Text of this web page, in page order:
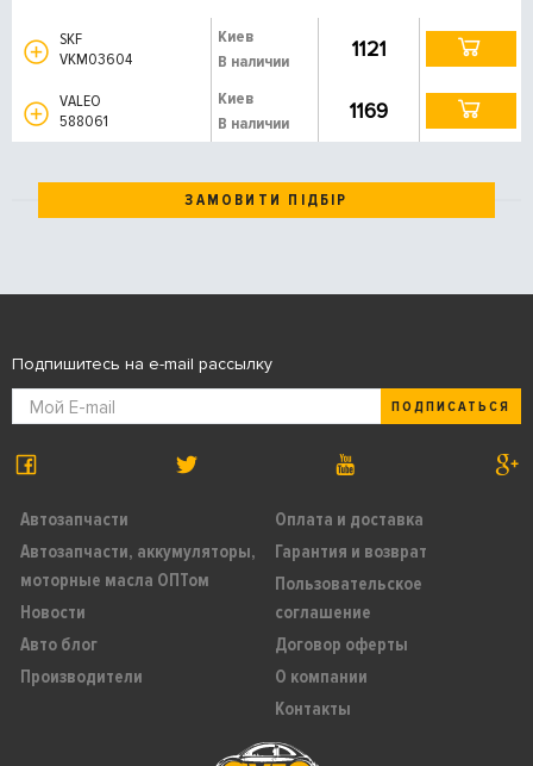
SKF
VKM03604
Киев
В наличии
1121
VALEO
588061
Киев
В наличии
1169
ЗАМОВИТИ ПІДБІР
Автозапчасти
Автозапчасти, аккумуляторы,
моторные масла ОПТом
Новости
Авто блог
Производители
Оплата и доставка
Гарантия и возврат
Пользовательское
соглашение
Договор оферты
О компании
Контакты
Подпишитесь на e-mail рассылку
ПОДПИСАТЬСЯ